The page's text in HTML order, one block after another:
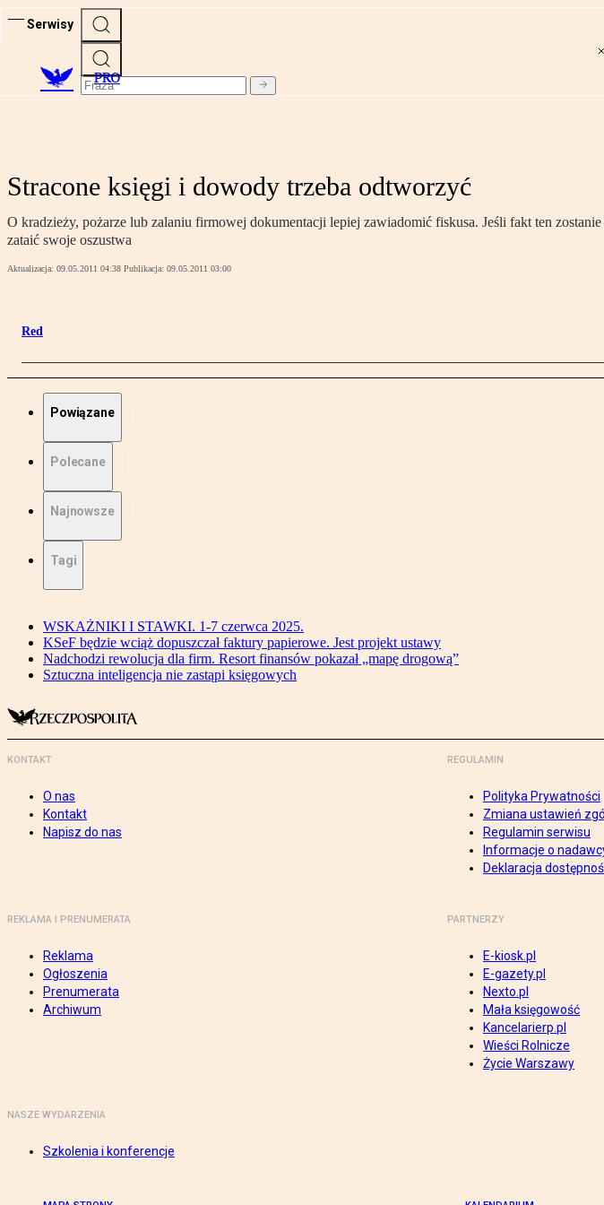
Serwisy
PRO
Stracone księgi i dowody trzeba odtworzyć
O kradzieży, pożarze lub zalaniu firmowej dokumentacji lepiej zawiadomić fiskusa. Jeśli fakt ten
zataić swoje oszustwa
Aktualizacja: 09.05.2011 04:38 Publikacja: 09.05.2011 03:00
Red
Powiązane
Polecane
Najnowsze
Tagi
WSKAŻNIKI I STAWKI. 1-7 czerwca 2025.
KSeF będzie wciąż dopuszczał faktury papierowe. Jest projekt ustawy
Nadchodzi rewolucja dla firm. Resort finansów pokazał „mapę drogową”
Sztuczna inteligencja nie zastąpi księgowych
KONTAKT
O nas
Kontakt
Napisz do nas
REGULAMIN
Polityka Prywatności
Zmiana ustawień
Regulamin serwisu
Informacje o
Deklaracja
REKLAMA I PRENUMERATA
Reklama
Ogłoszenia
Prenumerata
Archiwum
PARTNERZY
E-kiosk.pl
E-gazety.pl
Nexto.pl
Mała księgowość
Kancelarierp.pl
Wieści Rolnicze
Życie Warszawy
NASZE WYDARZENIA
Szkolenia i konferencje